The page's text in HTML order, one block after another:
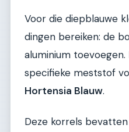
Voor die diepblauwe
dingen bereiken: de
aluminium
specifieke meststof
Hortensia Blauw.
Deze korrels